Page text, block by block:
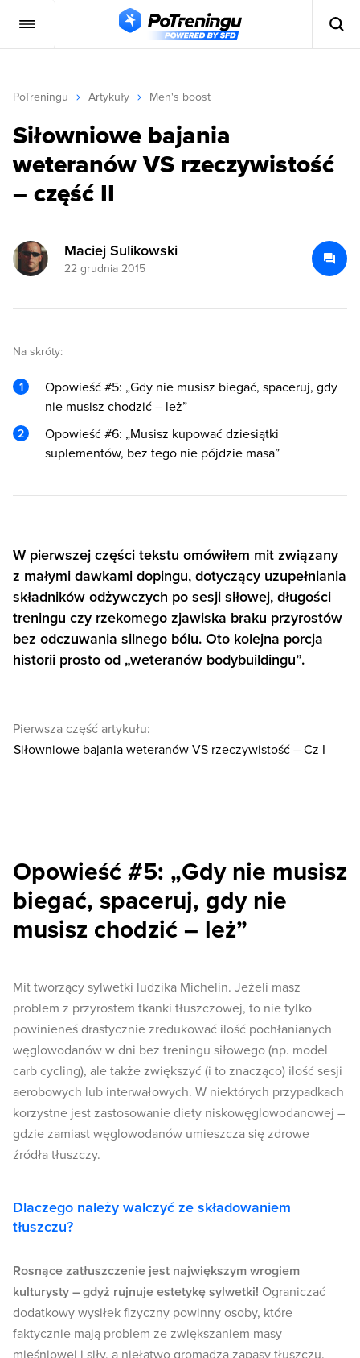
PoTreningu Artykuły Men's boost
Siłowniowe bajania
weteranów VS rzeczywistość
– część II
Maciej Sulikowski
22 grudnia 2015
Na skróty:
Opowieść #5: „Gdy nie musisz biegać, spaceruj, gdy
nie musisz chodzić – leż”
Opowieść #6: „Musisz kupować dziesiątki
suplementów, bez tego nie pójdzie masa”
W pierwszej części tekstu omówiłem mit związany
z małymi dawkami dopingu, dotyczący uzupełniania
składników odżywczych po sesji siłowej, długości
treningu czy rzekomego zjawiska braku przyrostów
bez odczuwania silnego bólu. Oto kolejna porcja
historii prosto od „weteranów bodybuildingu”.
Pierwsza część artykułu:
Siłowniowe bajania weteranów VS rzeczywistość – Cz I
Opowieść #5: „Gdy nie musisz
biegać, spaceruj, gdy nie
musisz chodzić – leż”
Mit tworzący sylwetki ludzika Michelin. Jeżeli masz
problem z przyrostem tkanki tłuszczowej, to nie tylko
powinieneś drastycznie zredukować ilość pochłanianych
węglowodanów w dni bez treningu siłowego (np. model
carb cycling), ale także zwiększyć (i to znacząco) ilość sesji
aerobowych lub interwałowych. W niektórych przypadkach
korzystne jest zastosowanie diety niskowęglowodanowej –
gdzie zamiast węglowodanów umieszcza się zdrowe
źródła tłuszczy.
Dlaczego należy walczyć ze składowaniem
tłuszczu?
Rosnące zatłuszczenie jest największym wrogiem
kulturysty – gdyż rujnuje estetykę sylwetki! Ograniczać
dodatkowy wysiłek fizyczny powinny osoby, które
faktycznie mają problem ze zwiększaniem masy
mięśniowej i siły, a niełatwo gromadzą zapasy tłuszczu.